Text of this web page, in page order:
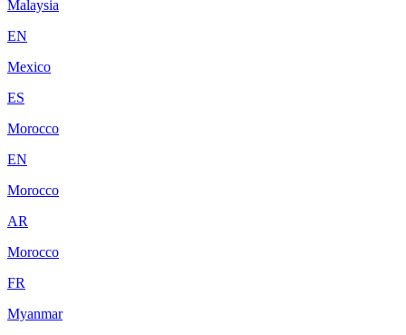
Malaysia
EN
Mexico
ES
Morocco
EN
Morocco
AR
Morocco
FR
Myanmar